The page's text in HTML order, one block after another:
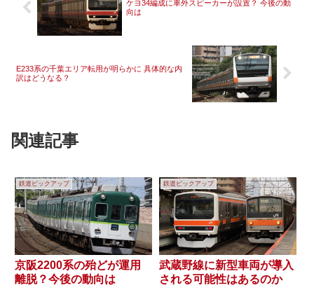
ケヨ34編成に車外スピーカーが設置？ 今後の動
向は
E233系の千葉エリア転用が明らかに 具体的な内
訳はどうなる？
関連記事
鉄道ピックアップ
京阪2200系の殆どが運用
離脱？今後の動向は
鉄道ピックアップ
武蔵野線に新型車両が導入
される可能性はあるのか